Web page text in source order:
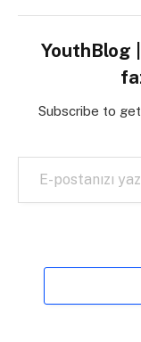
YouthBlog
Subscribe to
E-postanızı yazın…